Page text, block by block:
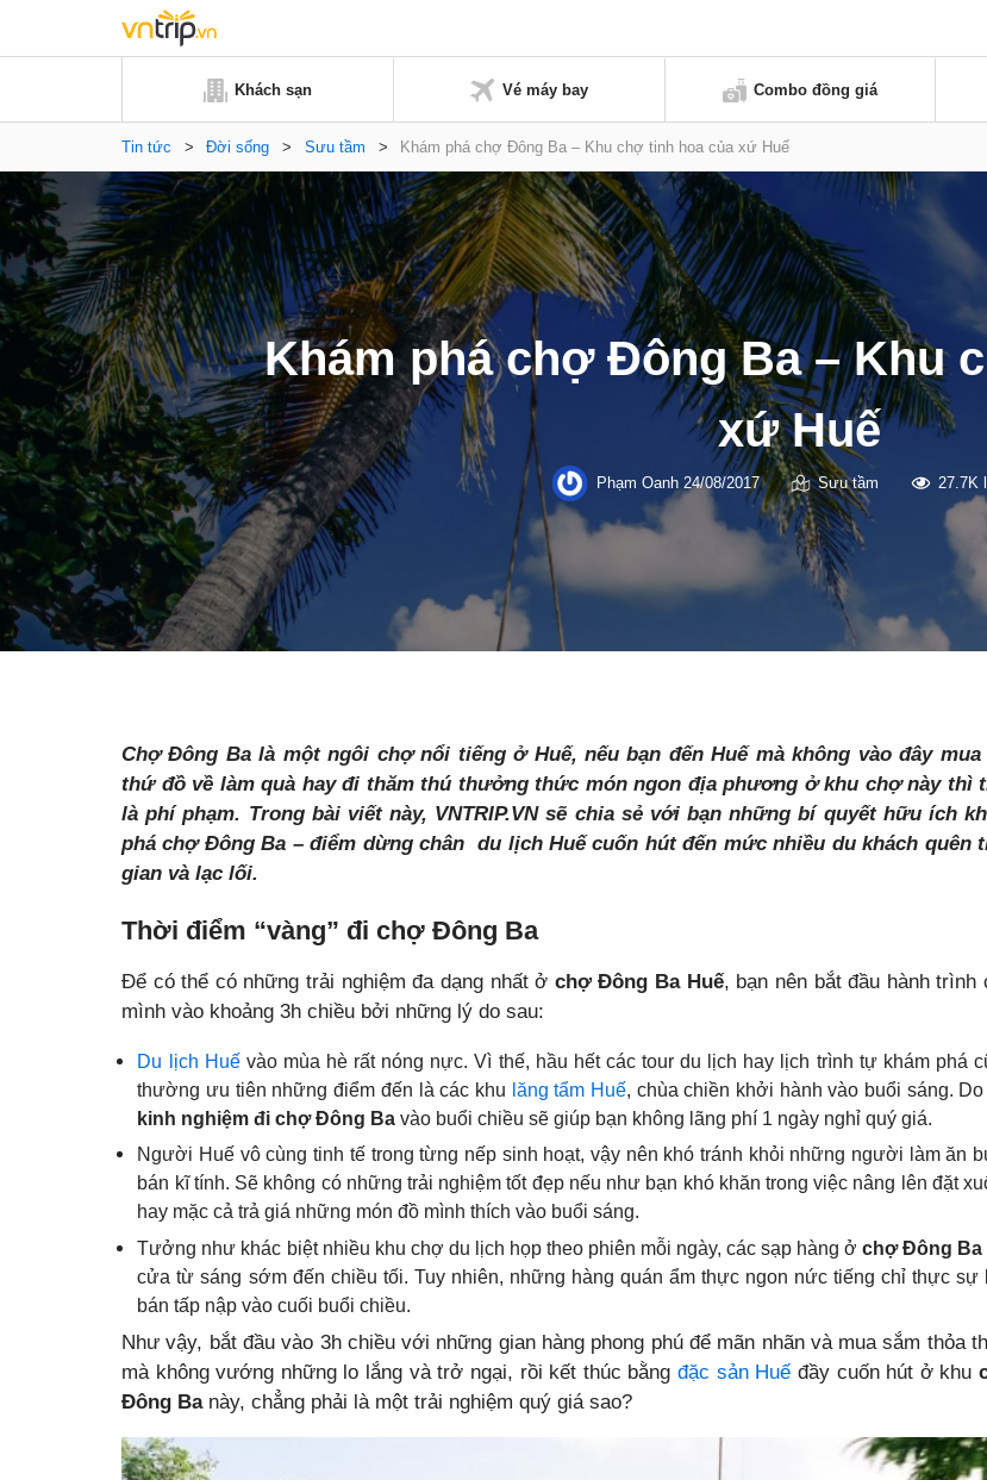
Khách sạn Vé máy bay Combo đồng giá
Tin tức > Đời sống > Sưu tầm > Khám phá chợ Đông Ba – Khu chợ tinh hoa của xứ Huế
Khám phá chợ Đông Ba – Khu
xứ Huế
Phạm Oanh24/08/2017 Sưu tầm 27.7K
Chợ Đông Ba là một ngôi chợ nổi tiếng ở Huế, nếu bạn đến Huế mà không vào đây mua
thứ đồ về làm quà hay đi thăm thú thưởng thức món ngon địa phương ở khu chợ này thì
là phí phạm. Trong bài viết này, VNTRIP.VN sẽ chia sẻ với bạn những bí quyết hữu ích
phá chợ Đông Ba – điểm dừng chân du lịch Huế cuốn hút đến mức nhiều du khách quên
gian và lạc lối.
Thời điểm “vàng” đi chợ Đông Ba
Để có thể có những trải nghiệm đa dạng nhất ở chợ Đông Ba Huế, bạn nên bắt đầu hành trình
mình vào khoảng 3h chiều bởi những lý do sau:
Du lịch Huế vào mùa hè rất nóng nực. Vì thế, hầu hết các tour du lịch hay lịch trình tự khám phá
thường ưu tiên những điểm đến là các khu lăng tẩm Huế, chùa chiền khởi hành vào buổi sáng. Do
kinh nghiệm đi chợ Đông Ba vào buổi chiều sẽ giúp bạn không lãng phí 1 ngày nghỉ quý giá.
Người Huế vô cùng tinh tế trong từng nếp sinh hoạt, vậy nên khó tránh khỏi những người làm ăn
bán kĩ tính. Sẽ không có những trải nghiệm tốt đẹp nếu như bạn khó khăn trong việc nâng lên đặt
hay mặc cả trả giá những món đồ mình thích vào buổi sáng.
Tưởng như khác biệt nhiều khu chợ du lịch họp theo phiên mỗi ngày, các sạp hàng ở chợ Đông Ba
cửa từ sáng sớm đến chiều tối. Tuy nhiên, những hàng quán ẩm thực ngon nức tiếng chỉ thực sự
bán tấp nập vào cuối buổi chiều.
Như vậy, bắt đầu vào 3h chiều với những gian hàng phong phú để mãn nhãn và mua sắm thỏa
mà không vướng những lo lắng và trở ngại, rồi kết thúc bằngđặc sản Huế đầy cuốn hút ở khu
Đông Banày, chẳng phải là một trải nghiệm quý giá sao?